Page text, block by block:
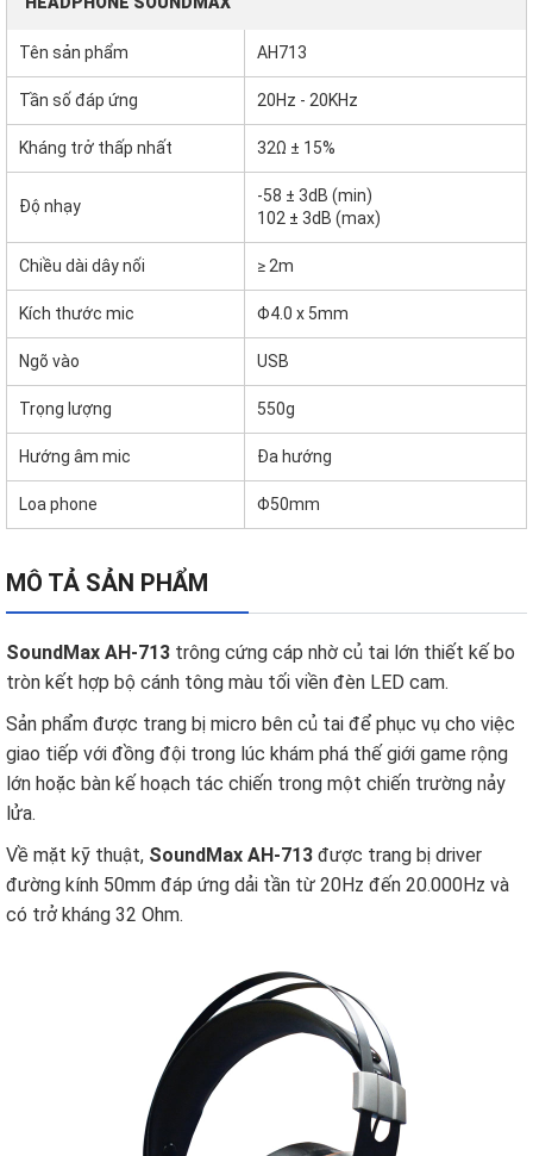
Tên sản phẩm AH713
Tần số đáp ứng 20Hz - 20KHz
Kháng trở thấp nhất 32Ω ± 15%
Độ nhạy
-58 ± 3dB (min)
102 ± 3dB (max)
Chiều dài dây nối ≥ 2m
Kích thước mic Φ4.0 x 5mm
Ngõ vào USB
Trọng lượng 550g
Hướng âm mic Đa hướng
Loa phone Φ50mm
MÔ TẢ SẢN PHẨM
SoundMax AH-713 trông cứng cáp nhờ củ tai lớn thiết kế bo
tròn kết hợp bộ cánh tông màu tối viền đèn LED cam.
Sản phẩm được trang bị micro bên củ tai để phục vụ cho việc
giao tiếp với đồng đội trong lúc khám phá thế giới game rộng
lớn hoặc bàn kế hoạch tác chiến trong một chiến trường nảy
lửa.
Về mặt kỹ thuật, SoundMax AH-713 được trang bị driver
đường kính 50mm đáp ứng dải tần từ 20Hz đến 20.000Hz và
có trở kháng 32 Ohm.